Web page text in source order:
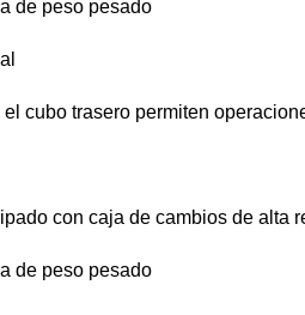
cubo trasero permiten
con caja de cambios de